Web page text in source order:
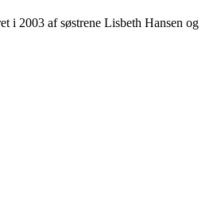
i 2003 af søstrene Lisbeth Hansen og